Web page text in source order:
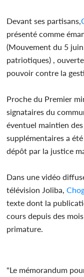
Devant ses partisans,
présenté comme
(Mouvement du 5
patriotiques) ,
pouvoir contre la
Proche du Premier
signataires du
éventuel maintien
supplémentaires a
dépôt par la justice
Dans une vidéo
télévision Joliba,
texte dont la
cours depuis des
primature.
"Le mémorandum